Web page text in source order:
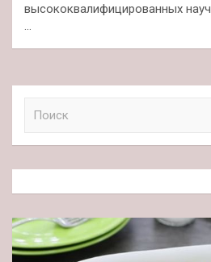
высококвалифицированных
…
к